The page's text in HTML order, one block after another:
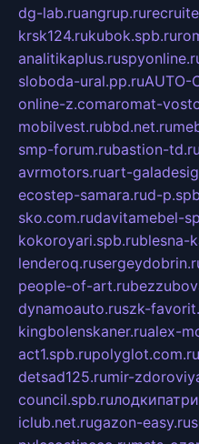
dg-lab.ruangrup.ru
krsk124.rukubok.spb.ru
analitikaplus.ru
sloboda-ural.pp.ruAUTO-
online-z.comaromat-
mobilvest.rubbd.net.ru
smp-forum.rubastion-td.ru
avrmotors.ruart-
ecostep-samara.rud-
sko.com.rudavitamebel-
kokoroyari.spb.rublesna-
lenderoq.ru
people-of-art.ru
dynamoauto.ruszk-
kingbolenskaner.rualex-
act1.spb.rupolyglot.com.ru
detsad125.rumir-
council.spb.ru
iclub.net.rugazon-easy.ru